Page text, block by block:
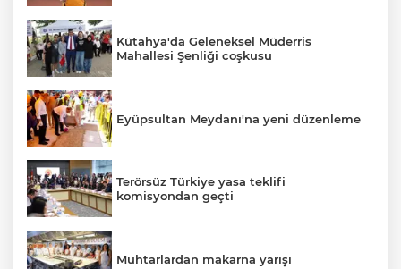
Kütahya'da Geleneksel Müderris
Mahallesi Şenliği coşkusu
Eyüpsultan Meydanı'na yeni düzenleme
Terörsüz Türkiye yasa teklifi
komisyondan geçti
Muhtarlardan makarna yarışı